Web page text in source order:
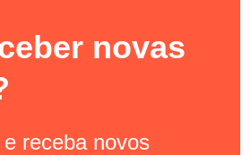
novas
receba novos